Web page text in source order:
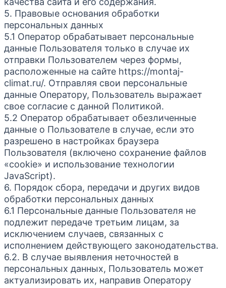
5. Правовые основания обработки
персональных данных
5.1 Оператор обрабатывает персональные
данные Пользователя только в случае их
отправки Пользователем через формы,
расположенные на сайте https://montaj-
climat.ru/. Отправляя свои персональные
данные Оператору, Пользователь выражает
свое согласие с данной Политикой.
5.2 Оператор обрабатывает обезличенные
данные о Пользователе в случае, если это
разрешено в настройках браузера
Пользователя (включено сохранение файлов
«cookie» и использование технологии
JavaScript).
6. Порядок сбора, передачи и других видов
обработки персональных данных
6.1 Персональные данные Пользователя не
подлежит передаче третьим лицам, за
исключением случаев, связанных с
исполнением действующего законодательства.
6.2. В случае выявления неточностей в
персональных данных, Пользователь может
актуализировать их, направив Оператору